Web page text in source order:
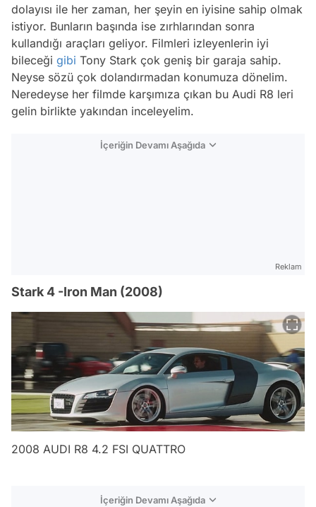
dolayısı ile her zaman, her şeyin en iyisine sahip olmak
istiyor. Bunların başında ise zırhlarından sonra
kullandığı araçları geliyor. Filmleri izleyenlerin iyi
bileceği gibi Tony Stark çok geniş bir garaja sahip.
Neyse sözü çok dolandırmadan konumuza dönelim.
Neredeyse her filmde karşımıza çıkan bu Audi R8 leri
gelin birlikte yakından inceleyelim.
İçeriğin Devamı Aşağıda
Reklam
Stark 4 -Iron Man (2008)
2008 AUDI R8 4.2 FSI QUATTRO
İçeriğin Devamı Aşağıda